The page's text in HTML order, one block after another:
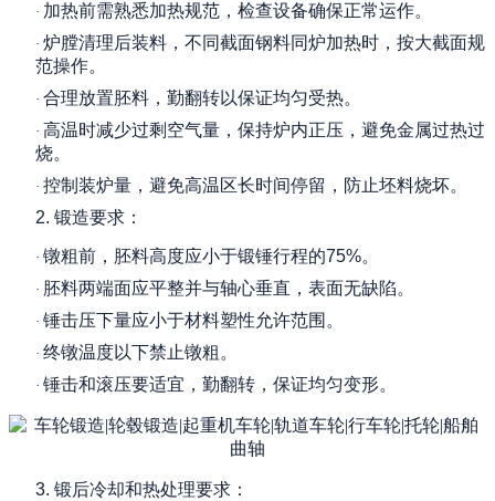
· 加热前需熟悉加热规范，检查设备确保正常运作。
· 炉膛清理后装料，不同截面钢料同炉加热时，按大截面规
范操作。
· 合理放置胚料，勤翻转以保证均匀受热。
· 高温时减少过剩空气量，保持炉内正压，避免金属过热过
烧。
· 控制装炉量，避免高温区长时间停留，防止坯料烧坏。
2. 锻造要求：
· 镦粗前，胚料高度应小于锻锤行程的75%。
· 胚料两端面应平整并与轴心垂直，表面无缺陷。
· 锤击压下量应小于材料塑性允许范围。
· 终镦温度以下禁止镦粗。
· 锤击和滚压要适宜，勤翻转，保证均匀变形。
3. 锻后冷却和热处理要求：